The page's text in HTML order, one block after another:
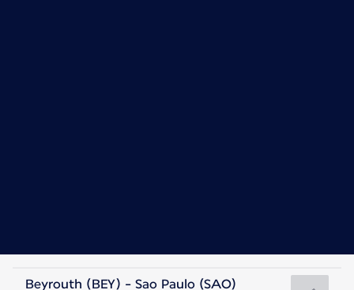
Brésil
Beyrouth (BEY) - Sao Paulo (SAO)